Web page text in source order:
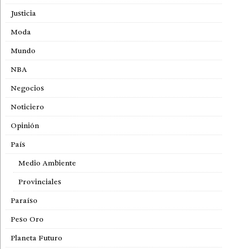
Justicia
Moda
Mundo
NBA
Negocios
Noticiero
Opinión
País
Medio Ambiente
Provinciales
Paraíso
Peso Oro
Planeta Futuro